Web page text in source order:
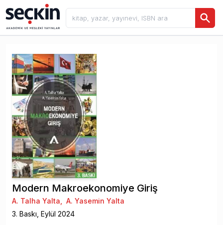
Modern Makroekonomiye Giriş
A. Talha Yalta, A. Yasemin Yalta
3. Baskı, Eylül 2024